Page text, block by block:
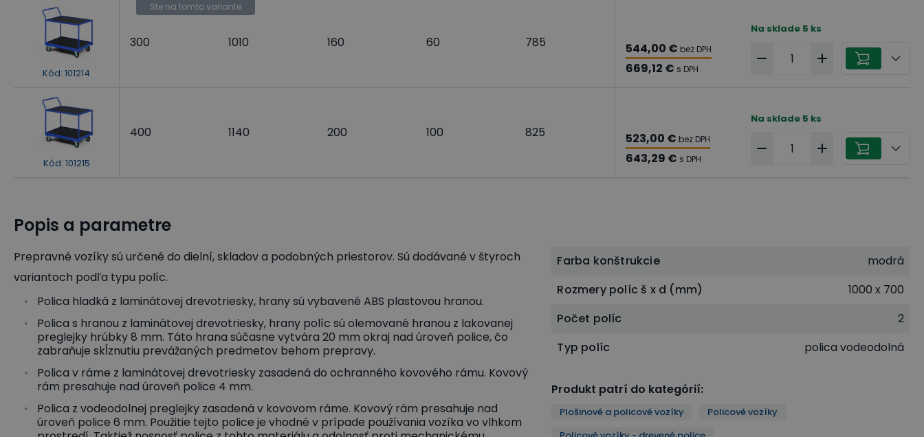
Kód: 101214
Ste na tomto variante
300 1010 160 60 785 544,00 € bez DPH
669,12 € s DPH
Na sklade 5 ks
Kód: 101215
400 1140 200 100 825 523,00 € bez DPH
643,29 € s DPH
Na sklade 5 ks
Popis a parametre
Prepravné vozíky sú určené do dielní, skladov a podobných priestorov. Sú dodávané v štyroch
variantoch podľa typu políc.
Polica hladká z laminátovej drevotriesky, hrany sú vybavené ABS plastovou hranou.
Polica s hranou z laminátovej drevotriesky, hrany políc sú olemované hranou z lakovanej
preglejky hrúbky 8 mm. Táto hrana súčasne vytvára 20 mm okraj nad úroveň police, čo
zabraňuje skĺznutiu prevážaných predmetov behom prepravy.
Polica v ráme z laminátovej drevotriesky zasadená do ochranného kovového rámu. Kovový
rám presahuje nad úroveň police 4 mm.
Polica z vodeodolnej preglejky zasadená v kovovom ráme. Kovový rám presahuje nad
úroveň police 6 mm. Použitie tejto police je vhodné v prípade používania vozíka vo vlhkom
Farba konštrukcie
modrá
Rozmery políc š x d (mm)
1000 x 700
Počet políc
2
Typ políc
polica vodeodolná
Produkt patrí do kategórií:
Plošinové a policové vozíky
Policové vozíky